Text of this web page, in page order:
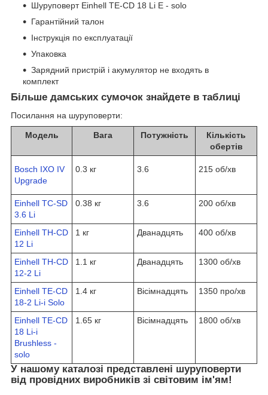
Шуруповерт Einhell TE-CD 18 Li E - solo
Гарантійний талон
Інструкція по експлуатації
Упаковка
Зарядний пристрій і акумулятор не входять в
комплект
Більше дамських сумочок знайдете в таблиці
Посилання на шуруповерти:
Модель Вага Потужність
Кількість
обертів
Bosch IXO IV
Upgrade
0.3 кг 3.6 215 об/хв
Einhell TC-SD
3.6 Li
0.38 кг 3.6 200 об/хв
Einhell TH-CD
12 Li
1 кг Дванадцять 400 об/хв
Einhell TH-CD
12-2 Li
1.1 кг Дванадцять 1300 об/хв
Einhell TE-CD
18-2 Li-i Solo
1.4 кг Вісімнадцять 1350 про/хв
Einhell TE-CD
18 Li-i
Brushless -
solo
1.65 кг Вісімнадцять 1800 об/хв
У нашому каталозі представлені шуруповерти
від провідних виробників зі світовим ім'ям!